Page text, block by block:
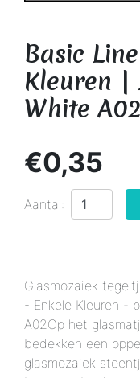
Basic
Kleuren |
White A02
€0,35
Aantal:
Glasmozaiek
- Enkele Kleuren -
A02Op het
bedekken een
glasmozaiek